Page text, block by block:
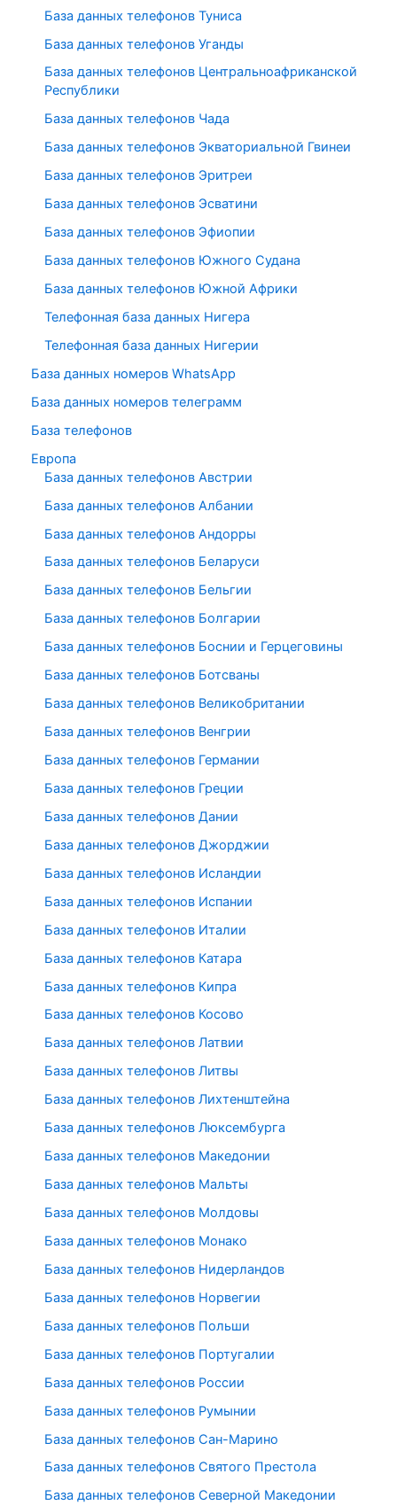
База данных телефонов Туниса
База данных телефонов Уганды
База данных телефонов Центральноафриканской
Республики
База данных телефонов Чада
База данных телефонов Экваториальной Гвинеи
База данных телефонов Эритреи
База данных телефонов Эсватини
База данных телефонов Эфиопии
База данных телефонов Южного Судана
База данных телефонов Южной Африки
Телефонная база данных Нигера
Телефонная база данных Нигерии
База данных номеров WhatsApp
База данных номеров телеграмм
База телефонов
Европа
База данных телефонов Австрии
База данных телефонов Албании
База данных телефонов Андорры
База данных телефонов Беларуси
База данных телефонов Бельгии
База данных телефонов Болгарии
База данных телефонов Боснии и Герцеговины
База данных телефонов Ботсваны
База данных телефонов Великобритании
База данных телефонов Венгрии
База данных телефонов Германии
База данных телефонов Греции
База данных телефонов Дании
База данных телефонов Джорджии
База данных телефонов Исландии
База данных телефонов Испании
База данных телефонов Италии
База данных телефонов Катара
База данных телефонов Кипра
База данных телефонов Косово
База данных телефонов Латвии
База данных телефонов Литвы
База данных телефонов Лихтенштейна
База данных телефонов Люксембурга
База данных телефонов Македонии
База данных телефонов Мальты
База данных телефонов Молдовы
База данных телефонов Монако
База данных телефонов Нидерландов
База данных телефонов Норвегии
База данных телефонов Польши
База данных телефонов Португалии
База данных телефонов России
База данных телефонов Румынии
База данных телефонов Сан-Марино
База данных телефонов Святого Престола
База данных телефонов Северной Македонии